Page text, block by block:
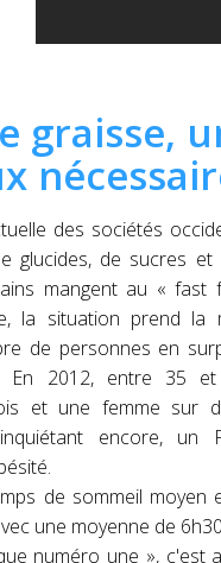
graisse,
des sociétés
glucides, de sucres et
mangent au «
la situation prend la
de personnes en
En 2012, entre 35
et une femme sur
encore, un
de sommeil
une moyenne de
numéro une », c'est